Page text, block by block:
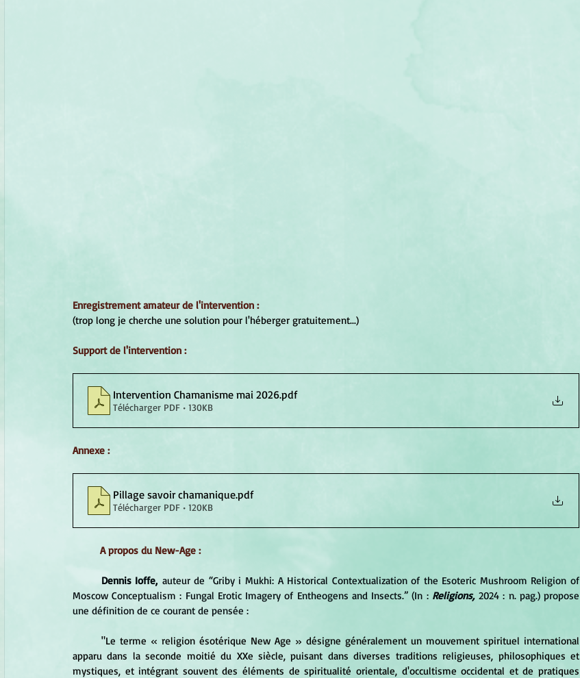
Enregistrement amateur de l'intervention :
(trop long je cherche une solution pour l'héberger gratuitement...)
Support de l'intervention :
Intervention Chamanisme mai 2026.pdf
Télécharger PDF • 130KB
Annexe :
Pillage savoir chamanique.pdf
Télécharger PDF • 120KB
A propos du New-Age :
Dennis Ioffe, auteur de “Griby i Mukhi: A Historical Contextualization of the Esoteric Mushroom Religion of
Moscow Conceptualism : Fungal Erotic Imagery of Entheogens and Insects.” (In : Religions, 2024 : n. pag.) propose
une définition de ce courant de pensée :
apparu dans la seconde moitié du XXe siècle, puisant dans diverses traditions religieuses, philosophiques et
mystiques, et intégrant souvent des éléments de spiritualité orientale, d'occultisme occidental et de pratiques